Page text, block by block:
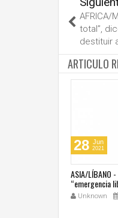
AFRICA/
total”,
destituir
ARTICULO
28 Jun
2021
ASIA/LÍBANO
“emergencia
eclesial
Unknown